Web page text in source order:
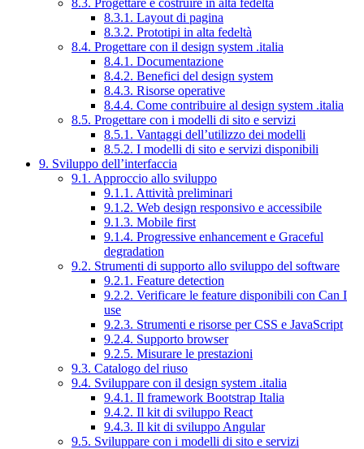
8.3.1. Layout di pagina
8.3.2. Prototipi in alta fedeltà
8.4. Progettare con il design system .italia
8.4.1. Documentazione
8.4.2. Benefici del design system
8.4.3. Risorse operative
8.4.4. Come contribuire al design system .italia
8.5. Progettare con i modelli di sito e servizi
8.5.1. Vantaggi dell’utilizzo dei modelli
8.5.2. I modelli di sito e servizi disponibili
9. Sviluppo dell’interfaccia
9.1. Approccio allo sviluppo
9.1.1. Attività preliminari
9.1.2. Web design responsivo e accessibile
9.1.3. Mobile first
9.1.4. Progressive enhancement e Graceful
degradation
9.2. Strumenti di supporto allo sviluppo del software
9.2.1. Feature detection
9.2.2. Verificare le feature disponibili con Can I
use
9.2.3. Strumenti e risorse per CSS e JavaScript
9.2.4. Supporto browser
9.2.5. Misurare le prestazioni
9.3. Catalogo del riuso
9.4. Sviluppare con il design system .italia
9.4.1. Il framework Bootstrap Italia
9.4.2. Il kit di sviluppo React
9.4.3. Il kit di sviluppo Angular
9.5. Sviluppare con i modelli di sito e servizi